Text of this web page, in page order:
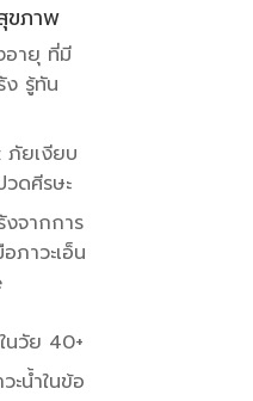
ขภาพ
อายุ ที่มี
ง รู้ทัน
ภัยเงียบ
ดศีรษะ
จากการ
ภาวะเอ็น
นวัย 40+
ะน้ำในข้อ